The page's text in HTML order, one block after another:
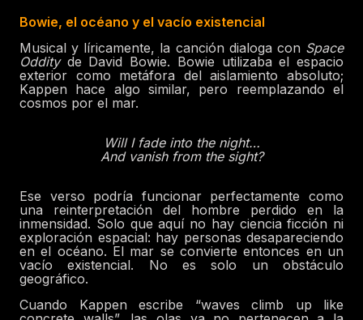
Bowie, el océano y el vacío existencial
Musical y líricamente, la canción dialoga con Space
Oddityde David Bowie. Bowie utilizaba el espacio
exterior como metáfora del aislamiento absoluto;
Kappen hace algo similar, pero reemplazando el
cosmos por el mar.
Will I fade into the night…
And vanish from the sight?
Ese verso podría funcionar perfectamente como
una reinterpretación del hombre perdido en la
inmensidad. Solo que aquí no hay ciencia ficción ni
exploración espacial: hay personas desapareciendo
en el océano. El mar se convierte entonces en un
vacío existencial. No es solo un obstáculo
geográfico.
Cuando Kappen escribe “waves climb up like